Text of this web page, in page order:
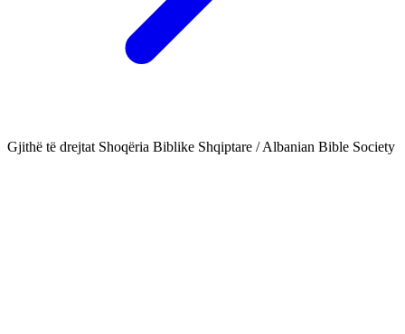
Gjithë të drejtat Shoqëria Biblike Shqiptare / Albanian Bible Society